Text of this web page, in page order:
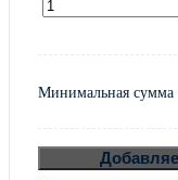
Минимальная сумма